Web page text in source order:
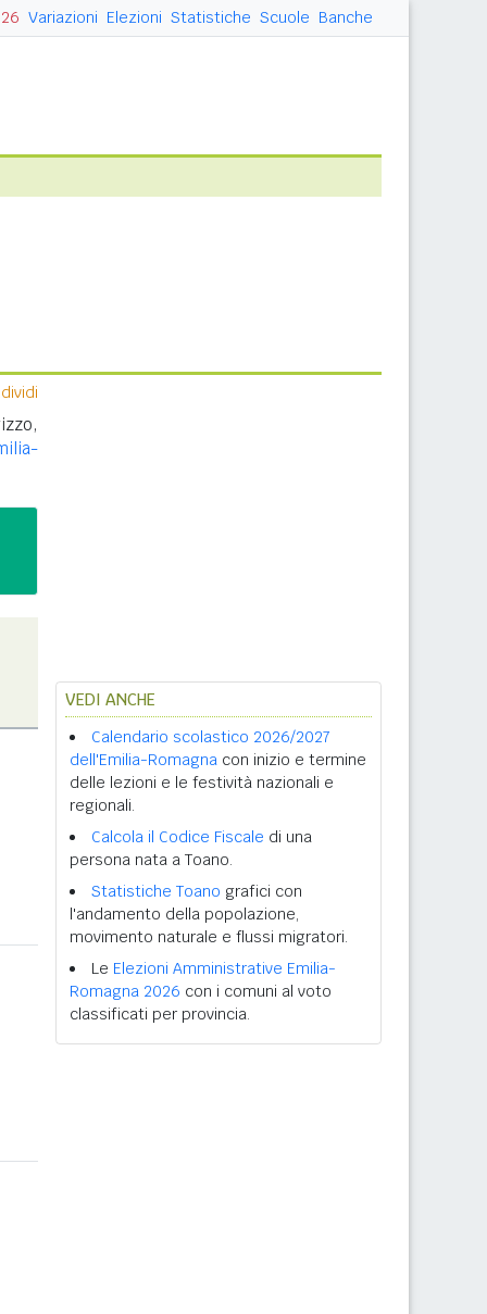
Variazioni Elezioni Statistiche Scuole Banche
VEDI ANCHE
Calendario scolastico 2026/2027
dell'Emilia-Romagna con inizio e termine
delle lezioni e le festività nazionali e
regionali.
Calcola il Codice Fiscale di una
persona nata a Toano.
Statistiche Toano grafici con
l'andamento della popolazione,
movimento naturale e flussi migratori.
Le Elezioni Amministrative Emilia-
Romagna 2026 con i comuni al voto
classificati per provincia.